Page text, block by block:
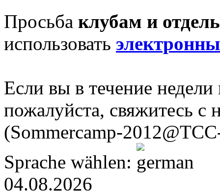
Просьба клубам и
использовать
Если вы в течение
пожалуйста, свяжитесь с
(Sommercamp-
Sprache wählen:
04.08.2026